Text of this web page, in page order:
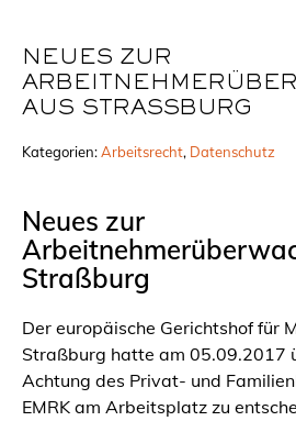
NEUES ZUR
AUS STRASSBURG
Kategorien:Arbeitsrecht, Datenschutz
Neues zur
Straßburg
Der europäische Gerichtshof für
Straßburg hatte am 05.09.2017
Achtung des Privat- und
EMRK am Arbeitsplatz zu